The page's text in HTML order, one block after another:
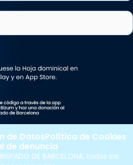
DE BARCELONA, todos los
de DatosPolítica de Cookies
de denuncia